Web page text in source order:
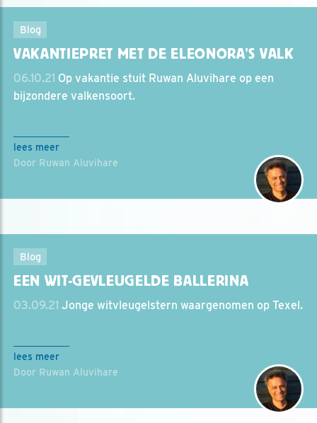
Blog
VAKANTIEPRET MET DE ELEONORA’S VALK
06.10.21 Op vakantie stuit Ruwan Aluvihare op een
bijzondere valkensoort.
lees meer
Door Ruwan Aluvihare
Blog
EEN WIT-GEVLEUGELDE BALLERINA
03.09.21 Jonge witvleugelstern waargenomen op Texel.
lees meer
Door Ruwan Aluvihare